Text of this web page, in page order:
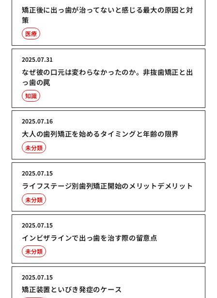
矯正後に出っ歯が治ってないと感じる最大の原因と対
策
医療
なぜ彼の口元は変わらなかったのか。非抜歯矯正と出
っ歯の罠
2025.07.31
知識
大人の歯列矯正を始めるタイミングと年齢の限界
2025.07.16
未分類
ライフステージ別歯列矯正開始のメリットデメリット
2025.07.15
未分類
インビザラインで出っ歯を治す際の留意点
2025.07.15
未分類
矯正装置といびき発症のケース
2025.07.15